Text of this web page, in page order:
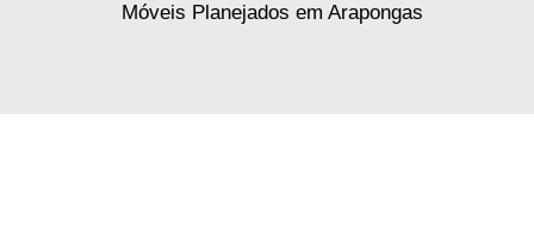
Móveis Planejados em Arapongas